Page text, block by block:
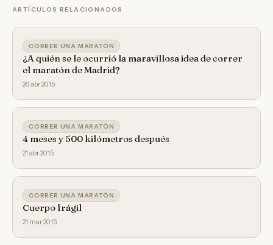
ARTÍCULOS RELACIONADOS
CORRER UNA MARATÓN
¿A quién se le ocurrió la maravillosa idea de correr
el maratón de Madrid?
26 abr 2015
CORRER UNA MARATÓN
4 meses y 500 kilómetros después
21 abr 2015
CORRER UNA MARATÓN
Cuerpo frágil
21 mar 2015